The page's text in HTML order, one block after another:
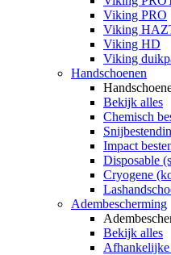
Viking PRO
Viking
Viking HD
Viking
Handschoenen
Bekijk alles
Chemisch
Impact
Disposable
Cryogene
Adembescherming
Bekijk alles
Afhankelijke